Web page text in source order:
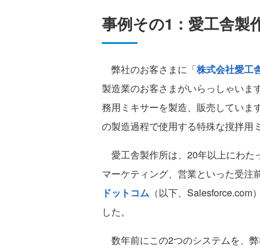
事例その1：愛工舎製
弊社のお客さまに「株式会社愛工
製造業のお客さまがいらっしゃいま
務用ミキサーを製造、販売していま
の製造過程で使用する特殊な撹拌用
愛工舎製作所は、20年以上にわた
マーケティング、営業といった受注
ドットコム （以下、
した。
数年前にこの2つのシステムを、